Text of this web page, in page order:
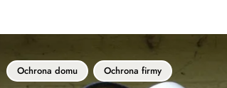
Ochrona domu Ochrona firmy